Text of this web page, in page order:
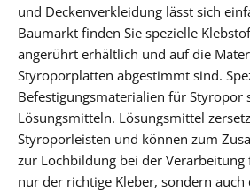
und Deckenverkleidung lässt sich
Baumarkt finden Sie spezielle
angerührt erhältlich und auf die
Styroporplatten abgestimmt sind.
Befestigungsmaterialien für Styropor
Lösungsmitteln. Lösungsmittel
Styroporleisten und können zum
zur Lochbildung bei der
nur der richtige Kleber, sondern auch